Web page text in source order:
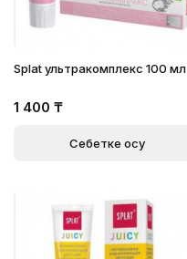
Splat ультракомплекс 100 мл
1 400 ₸
Себетке қосу